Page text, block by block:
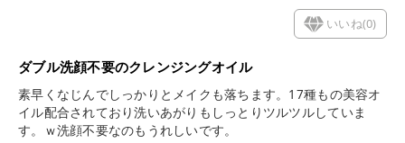
いいね(0)
ダブル洗顔不要のクレンジングオイル
素早くなじんでしっかりとメイクも落ちます。17種もの美容オ
イル配合されており洗いあがりもしっとりツルツルしていま
す。ｗ洗顔不要なのもうれしいです。